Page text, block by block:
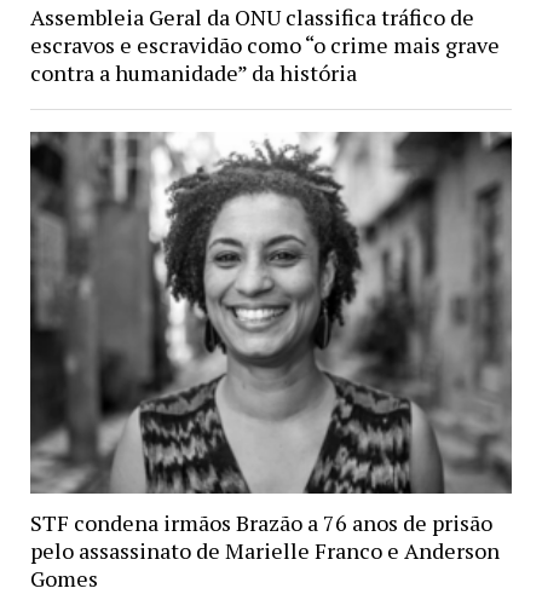
Assembleia Geral da ONU classifica tráfico de
escravos e escravidão como “o crime mais grave
contra a humanidade” da história
STF condena irmãos Brazão a 76 anos de prisão
pelo assassinato de Marielle Franco e Anderson
Gomes